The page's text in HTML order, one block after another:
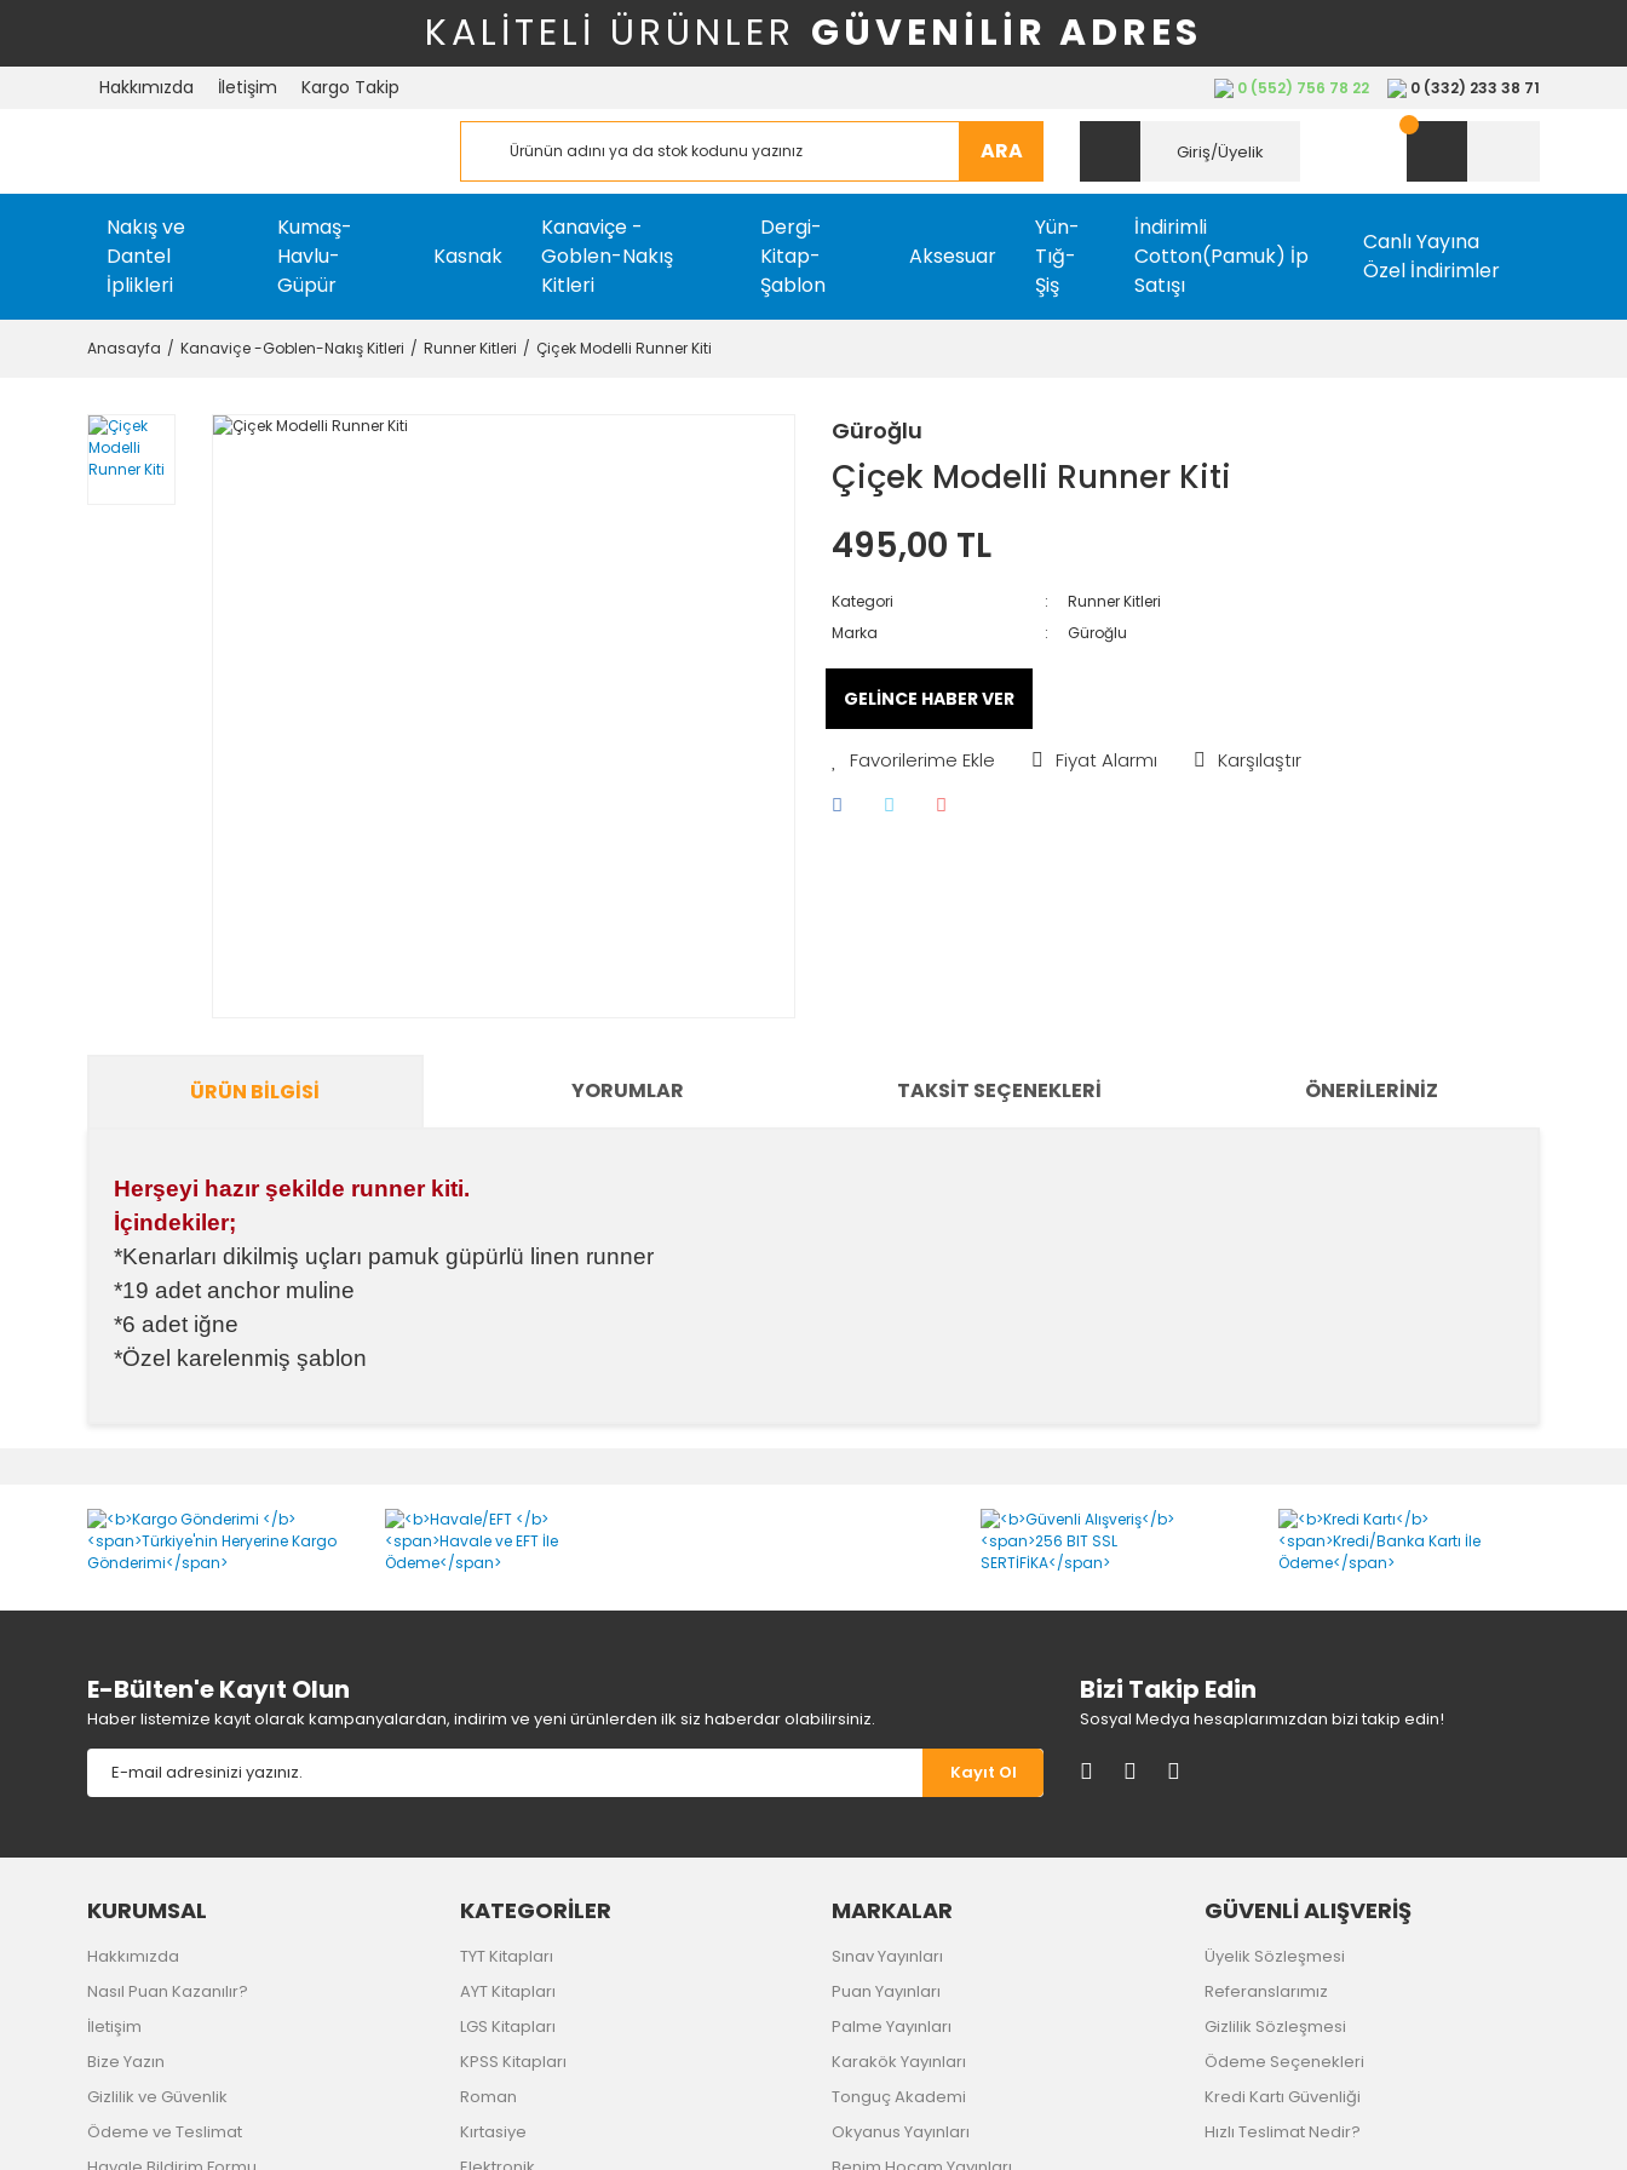
KALİTELİ ÜRÜNLER GÜVENİLİR ADRES
Hakkımızda İletişim Kargo Takip 0 (552) 756 78 22 0 (332) 233 38 71
ARA Giriş/Üyelik
Nakış ve
Dantel
İplikleri
Kumaş-
Havlu-
Güpür
Kasnak
Kanaviçe -
Goblen-Nakış
Kitleri
Dergi-
Kitap-
Şablon
Aksesuar
Yün-
Tığ-
Şiş
İndirimli
Cotton(Pamuk) İp
Satışı
Canlı Yayına
Özel İndirimler
Anasayfa Kanaviçe -Goblen-Nakış Kitleri Runner Kitleri Çiçek Modelli Runner Kiti
Güroğlu
Çiçek Modelli Runner Kiti
495,00 TL
Kategori
Runner Kitleri
Marka
Güroğlu
GELİNCE HABER VER
Fiyat Alarmı Karşılaştır
ÜRÜN BILGISI YORUMLAR TAKSIT SEÇENEKLERI ÖNERILERINIZ
Herşeyi hazır şekilde runner kiti.
İçindekiler;
*Kenarları dikilmiş uçları pamuk güpürlü linen runner
*19 adet anchor muline
*6 adet iğne
*Özel karelenmiş şablon
Runner Ebatı
Merhaba,
Kenarları dikilmiş uçları pamuk güpürlü linen runnerın ebatlarını öğrenebilir miyim? Teşekkürler.
HAYRİYE ÖZTÜRK | 16/12/2021
Yorum Yaz
Ürün resmi kalitesiz, bozuk veya görüntülenemiyor.
Ürün açıklamasında eksik bilgiler bulunuyor.
Ürün bilgilerinde hatalar bulunuyor.
Ürün fiyatı diğer sitelerden daha pahalı.
E-Bülten'e Kayıt Olun
Haber listemize kayıt olarak kampanyalardan, indirim ve yeni ürünlerden ilk siz haberdar olabilirsiniz.
Kayıt Ol
Bizi Takip Edin
Sosyal Medya hesaplarımızdan bizi takip edin!
KURUMSAL
Hakkımızda
Nasıl Puan Kazanılır?
İletişim
Bize Yazın
Gizlilik ve Güvenlik
Ödeme ve Teslimat
KATEGORİLER
TYT Kitapları
AYT Kitapları
LGS Kitapları
KPSS Kitapları
Roman
Kırtasiye
MARKALAR
Sınav Yayınları
Puan Yayınları
Palme Yayınları
Karakök Yayınları
Tonguç Akademi
Okyanus Yayınları
GÜVENLİ ALIŞVERİŞ
Üyelik Sözleşmesi
Referanslarımız
Gizlilik Sözleşmesi
Ödeme Seçenekleri
Kredi Kartı Güvenliği
Hızlı Teslimat Nedir?